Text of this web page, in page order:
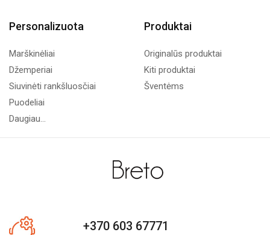
Personalizuota
Marškinėliai
Džemperiai
Siuvinėti rankšluosčiai
Puodeliai
Daugiau...
Produktai
Originalūs produktai
Kiti produktai
Šventėms
+370 603 67771